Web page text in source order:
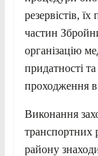
резервістів,
частин
організацію
придатності
проходження
Виконання
транспортних
району